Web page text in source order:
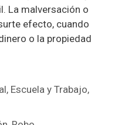
La malversación o
efecto, cuando
o la propiedad
, Escuela y Trabajo,